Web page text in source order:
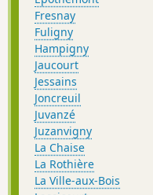
Fresnay
Fuligny
Hampigny
Jaucourt
Jessains
Joncreuil
Juvanzé
Juzanvigny
La Chaise
La Rothière
La Ville-aux-Bois